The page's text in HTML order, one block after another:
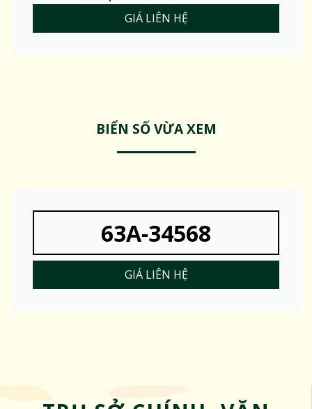
GIÁ LIÊN HỆ
BIỂN SỐ VỪA XEM
63A-34568
GIÁ LIÊN HỆ